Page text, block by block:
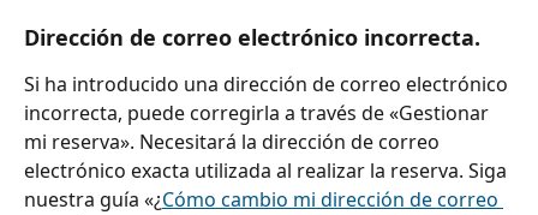
Dirección de correo electrónico incorrecta.
Si ha introducido una dirección de correo electrónico
incorrecta, puede corregirla a través de «Gestionar
mi reserva». Necesitará la dirección de correo
electrónico exacta utilizada al realizar la reserva. Siga
nuestra guía «¿Cómo cambio mi dirección de correo